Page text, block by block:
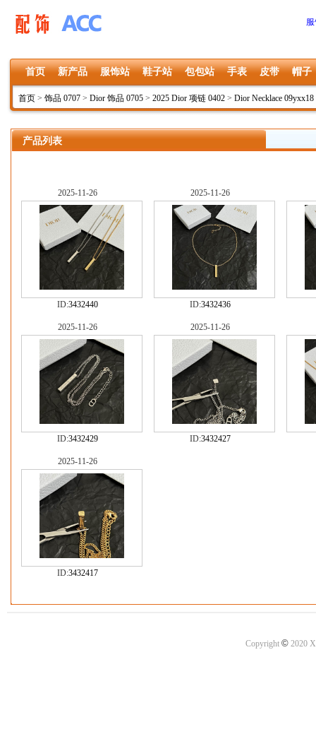
首页 新产品 服饰站 鞋子站 包包站 手表 皮带 帽子
首页 > 饰品 0707 > Dior 饰品 0705 > 2025 Dior 项链 0402 > Dior Necklace 09yxx18
产品列表
2025-11-26
ID:3432440
2025-11-26
ID:3432436
2025-11-26
ID:3432429
2025-11-26
ID:3432427
2025-11-26
ID:3432417
Copyright ©2020